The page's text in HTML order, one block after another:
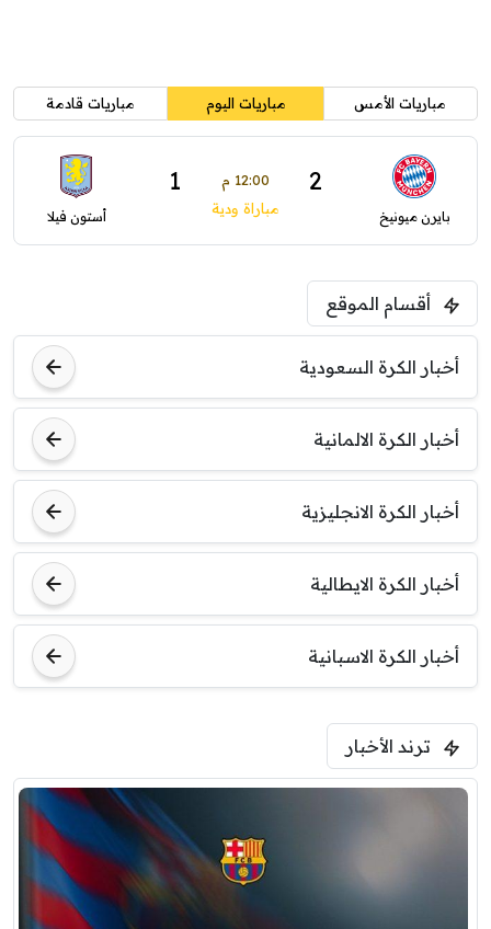
مباريات الأمس مباريات اليوم مباريات قادمة
بايرن ميونيخ
2 12:00 م 1
مباراة ودية أستون فيلا
أقسام الموقع
أخبار الكرة السعودية
أخبار الكرة الالمانية
أخبار الكرة الانجليزية
أخبار الكرة الايطالية
أخبار الكرة الاسبانية
ترند الأخبار